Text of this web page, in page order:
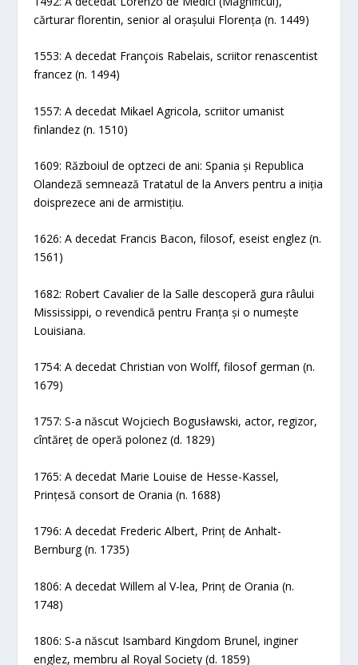
cărturar florentin, senior al orașului Florența (n. 1449)
1553: A decedat François Rabelais, scriitor renascentist
francez (n. 1494)
1557: A decedat Mikael Agricola, scriitor umanist
finlandez (n. 1510)
1609: Războiul de optzeci de ani: Spania și Republica
Olandeză semnează Tratatul de la Anvers pentru a iniția
doisprezece ani de armistițiu.
1626: A decedat Francis Bacon, filosof, eseist englez (n.
1561)
1682: Robert Cavalier de la Salle descoperă gura râului
Mississippi, o revendică pentru Franța și o numește
Louisiana.
1754: A decedat Christian von Wolff, filosof german (n.
1679)
1757: S-a născut Wojciech Bogusławski, actor, regizor,
cîntăreț de operă polonez (d. 1829)
1765: A decedat Marie Louise de Hesse-Kassel,
Prințesă consort de Orania (n. 1688)
1796: A decedat Frederic Albert, Prinț de Anhalt-
Bernburg (n. 1735)
1806: A decedat Willem al V-lea, Prinț de Orania (n.
1748)
1806: S-a născut Isambard Kingdom Brunel, inginer
englez, membru al Royal Society (d. 1859)